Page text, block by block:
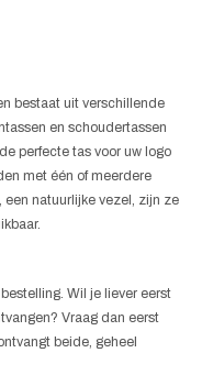
bestaat uit verschillende
en schoudertassen
perfecte tas voor uw logo
met één of meerdere
een natuurlijke vezel, zijn ze
Wil je liever eerst
Vraag dan eerst
beide, geheel